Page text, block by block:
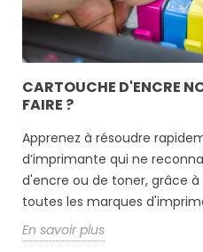
CARTOUCHE D'ENCRE
FAIRE ?
Apprenez à résoudre
d’imprimante qui ne
d'encre ou de toner, grâce
toutes les marques
En savoir plus